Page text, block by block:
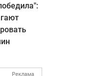
Реклама